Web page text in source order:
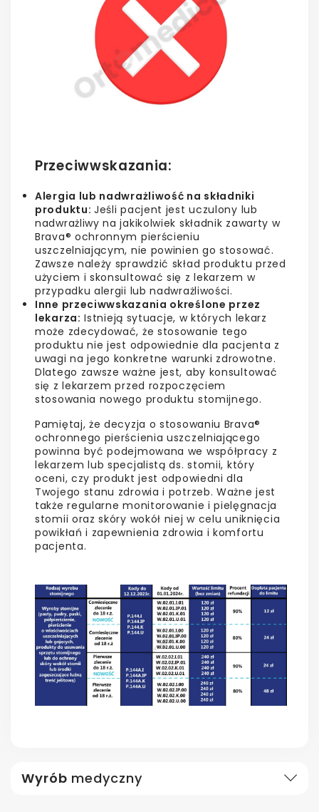
Przeciwwskazania:
Alergia lub nadwrażliwość na składniki
produktu: Jeśli pacjent jest uczulony lub
nadwrażliwy na jakikolwiek składnik zawarty w
Brava® ochronnym pierścieniu
uszczelniającym, nie powinien go stosować.
Zawsze należy sprawdzić skład produktu przed
użyciem i skonsultować się z lekarzem w
przypadku alergii lub nadwrażliwości.
Inne przeciwwskazania określone przez
lekarza: Istnieją sytuacje, w których lekarz
może zdecydować, że stosowanie tego
produktu nie jest odpowiednie dla pacjenta z
uwagi na jego konkretne warunki zdrowotne.
Dlatego zawsze ważne jest, aby konsultować
się z lekarzem przed rozpoczęciem
stosowania nowego produktu stomijnego.
Pamiętaj, że decyzja o stosowaniu Brava®
ochronnego pierścienia uszczelniającego
powinna być podejmowana we współpracy z
lekarzem lub specjalistą ds. stomii, który
oceni, czy produkt jest odpowiedni dla
Twojego stanu zdrowia i potrzeb. Ważne jest
także regularne monitorowanie i pielęgnacja
stomii oraz skóry wokół niej w celu uniknięcia
powikłań i zapewnienia zdrowia i komfortu
pacjenta.
Wyrób medyczny